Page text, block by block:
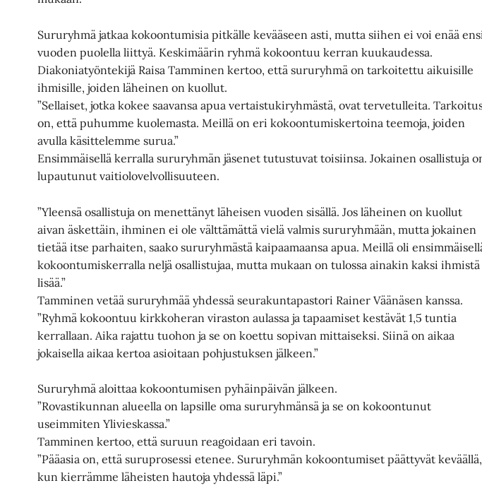
Sururyhmä jatkaa kokoontumisia pitkälle kevääseen asti, mutta siihen ei voi enää
vuoden puolella liittyä. Keskimäärin ryhmä kokoontuu kerran kuukaudessa.
Diakoniatyöntekijä Raisa Tamminen kertoo, että sururyhmä on tarkoitettu aikuisille
ihmisille, joiden läheinen on kuollut.
”Sellaiset, jotka kokee saavansa apua vertaistukiryhmästä, ovat tervetulleita.
on, että puhumme kuolemasta. Meillä on eri kokoontumiskertoina teemoja, joiden
avulla käsittelemme surua.”
Ensimmäisellä kerralla sururyhmän jäsenet tutustuvat toisiinsa. Jokainen osallistuja
lupautunut vaitiolovelvollisuuteen.
”Yleensä osallistuja on menettänyt läheisen vuoden sisällä. Jos läheinen on kuollut
aivan äskettäin, ihminen ei ole välttämättä vielä valmis sururyhmään, mutta jokainen
tietää itse parhaiten, saako sururyhmästä kaipaamaansa apua. Meillä oli
kokoontumiskerralla neljä osallistujaa, mutta mukaan on tulossa ainakin kaksi ihmistä
lisää.”
Tamminen vetää sururyhmää yhdessä seurakuntapastori Rainer Väänäsen kanssa.
”Ryhmä kokoontuu kirkkoheran viraston aulassa ja tapaamiset kestävät 1,5 tuntia
kerrallaan. Aika rajattu tuohon ja se on koettu sopivan mittaiseksi. Siinä on aikaa
jokaisella aikaa kertoa asioitaan pohjustuksen jälkeen.”
Sururyhmä aloittaa kokoontumisen pyhäinpäivän jälkeen.
”Rovastikunnan alueella on lapsille oma sururyhmänsä ja se on kokoontunut
useimmiten Ylivieskassa.”
Tamminen kertoo, että suruun reagoidaan eri tavoin.
”Pääasia on, että suruprosessi etenee. Sururyhmän kokoontumiset päättyvät keväällä,
kun kierrämme läheisten hautoja yhdessä läpi.”